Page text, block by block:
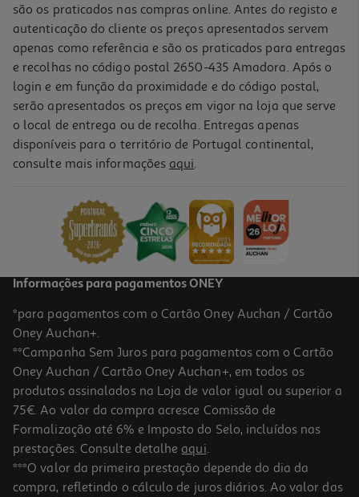
Ar Condicionado Whirlpool Spicr309wf Inverter 9000 Btu
419,99 €
Ar Condicionado Fixo Fujitsu Asy35-Kj Kj Design 12k Btu
1149.99 €/un
são os praticados nas compras online. Antes do registo e
autenticação do cliente os preços apresentados servem
apenas como referência e são os praticados para entregas
e recolhas no código postal 2650-435 Amadora. Após o
login e em função da proximidade e do código postal,
serão apresentados os preços em vigor na loja que serve
o local de entrega ou de recolha. Entregas apenas
disponíveis para o território de Portugal continental,
consulte mais informações aqui.
Informações para pagamentos ONEY
*para pagamentos com o Cartão Oney Auchan / Cartão
Oney Auchan+.
**Campanha Sem Juros para pagamentos com o Cartão
Oney Auchan / Cartão Oney Auchan+, em todos os
produtos assinalados na Loja de valor igual ou superior a
75€. Ao valor da compra acresce Comissão de
Formalização até 6% e Imposto do Selo, incluídos nas
prestações. Consulte detalhe aqui.
***O valor da primeira prestação depende do dia da
compra, refletindo o cálculo de juros diários. Ao valor das